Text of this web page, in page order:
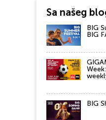
Sa našeg
BIG
BIG
BIG